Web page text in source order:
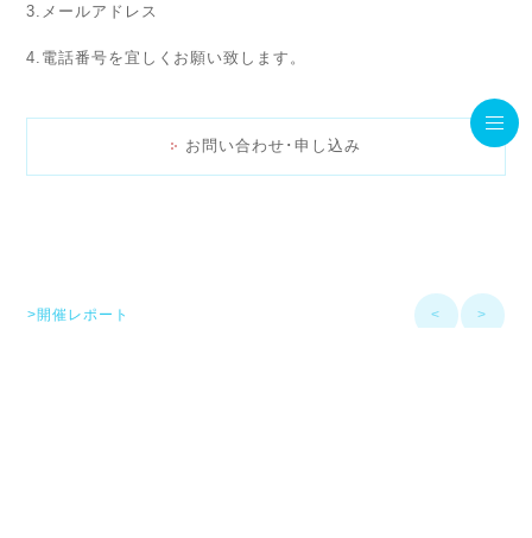
3.メールアドレス
4.電話番号を宜しくお願い致します。
お問い合わせ･申し込み
>開催レポート < >